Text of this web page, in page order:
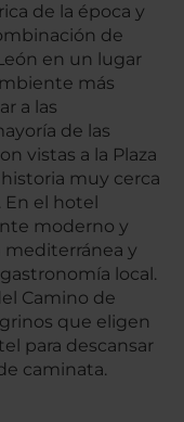
de la época y
de
en un lugar
más
a las
de las
vistas a la Plaza
muy cerca
el hotel
moderno y
mediterránea y
local.
Camino de
que eligen
para descansar
caminata.